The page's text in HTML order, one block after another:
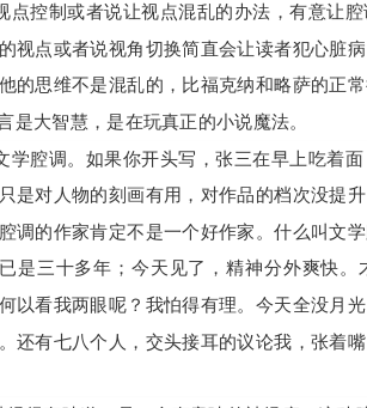
控制或者说让视点混乱的办法，有意让
视点或者说视角切换简直会让读者犯心脏
的思维不是混乱的，比福克纳和略萨的正
大智慧，是在玩真正的小说魔法。
腔调。如果你开头写，张三在早上吃着
是对人物的刻画有用，对作品的档次没提
调的作家肯定不是一个好作家。什么叫文
是三十多年；今天见了，精神分外爽快
以看我两眼呢？我怕得有理。今天全没月
还有七八个人，交头接耳的议论我，张着